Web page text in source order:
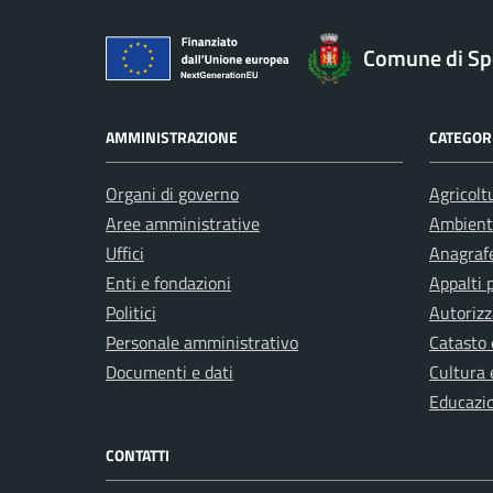
Comune di
AMMINISTRAZIONE
Organi di governo
Aree amministrative
Uffici
Enti e fondazioni
Politici
Personale amministrativo
Documenti e dati
Appalti
Cultura
CONTATTI